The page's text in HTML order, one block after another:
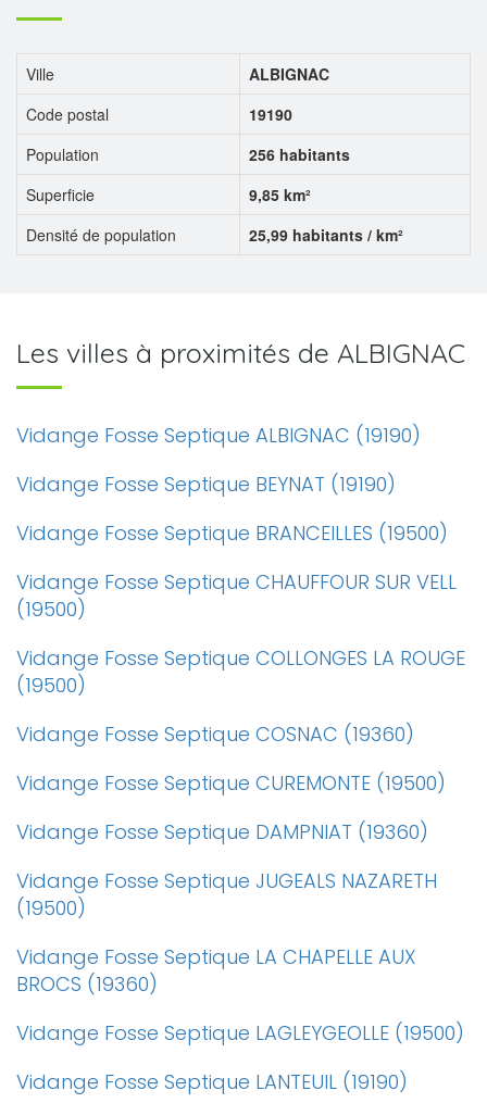
Ville
ALBIGNAC
Code postal
19190
Population
256 habitants
Superficie
9,85 km²
Densité de population
25,99 habitants / km²
Les villes à proximités de ALBIGNAC
Vidange Fosse Septique ALBIGNAC (19190)
Vidange Fosse Septique BEYNAT (19190)
Vidange Fosse Septique BRANCEILLES (19500)
Vidange Fosse Septique CHAUFFOUR SUR VELL
(19500)
Vidange Fosse Septique COLLONGES LA ROUGE
(19500)
Vidange Fosse Septique COSNAC (19360)
Vidange Fosse Septique CUREMONTE (19500)
Vidange Fosse Septique DAMPNIAT (19360)
Vidange Fosse Septique JUGEALS NAZARETH
(19500)
Vidange Fosse Septique LA CHAPELLE AUX
BROCS (19360)
Vidange Fosse Septique LAGLEYGEOLLE (19500)
Vidange Fosse Septique LANTEUIL (19190)